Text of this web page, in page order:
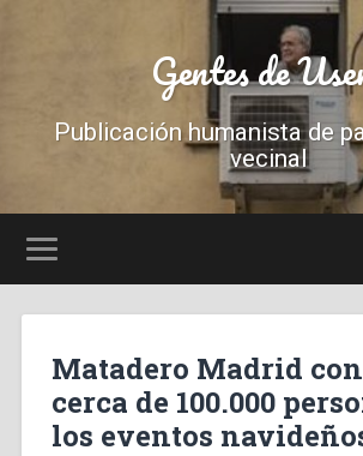
Gentes de
Publicación humanista de
vecinal
Matadero Madrid
cerca de 100.000
los eventos